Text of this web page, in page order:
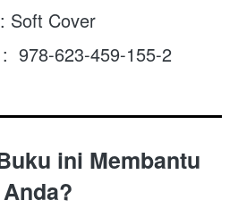
Soft Cover
978-623-459-155-2
ini Membantu
Anda?